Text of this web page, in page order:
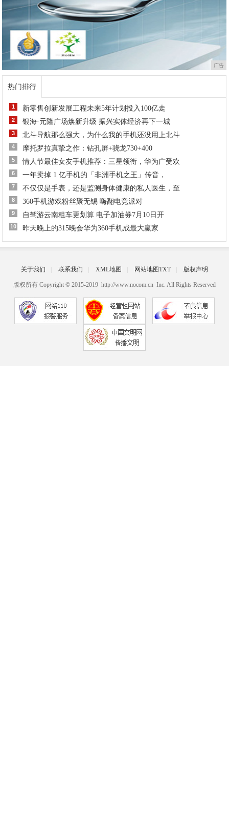
广告
热门排行
1 新零售创新发展工程未来5年计划投入100亿走
2 银海·元隆广场焕新升级 振兴实体经济再下一城
3 北斗导航那么强大，为什么我的手机还没用上北斗
4 摩托罗拉真挚之作：钻孔屏+骁龙730+400
5 情人节最佳女友手机推荐：三星领衔，华为广受欢
6 一年卖掉 1 亿手机的「非洲手机之王」传音，
7 不仅仅是手表，还是监测身体健康的私人医生，至
8 360手机游戏粉丝聚无锡 嗨翻电竞派对
9 自驾游云南租车更划算 电子加油券7月10日开
10 昨天晚上的315晚会华为360手机成最大赢家
关于我们 联系我们 XML地图 网站地图TXT 版权声明
版权所有 Copyright © 2015-2019 http://www.nocom.cn Inc. All Rights Reserved